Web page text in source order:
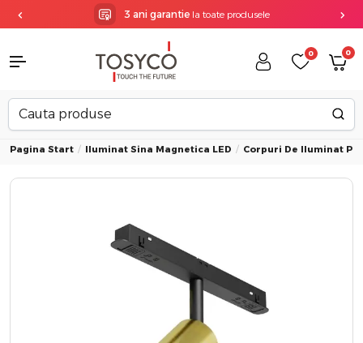
3 ani garantiela toate produsele
0 0
Pagina Start Iluminat Sina Magnetica LED Corpuri De Iluminat